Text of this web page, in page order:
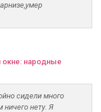
окне: народные
сидели много
ничего нету. Я